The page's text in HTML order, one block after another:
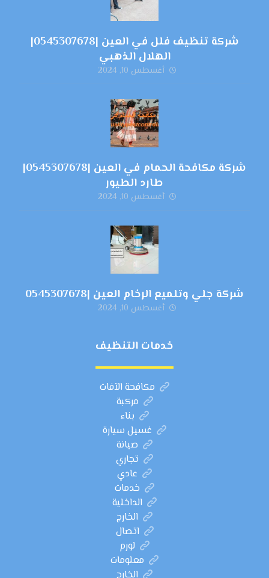
شركة تنظيف فلل في العين |0545307678|
الهلال الذهبي
أغسطس 10, 2024
شركة مكافحة الحمام في العين |0545307678|
طارد الطيور
أغسطس 10, 2024
شركة جلي وتلميع الرخام العين |0545307678
أغسطس 10, 2024
خدمات التنظيف
مكافحة الآفات
مركبة
بناء
غسيل سيارة
صيانة
تجاري
عادي
خدمات
الداخلية
الخارج
اتصال
لورم
معلومات